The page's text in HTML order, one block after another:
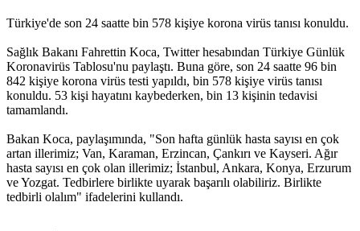
Türkiye'de son 24 saatte bin 578 kişiye korona virüs tanısı konuldu.
Sağlık Bakanı Fahrettin Koca, Twitter hesabından Türkiye Günlük
Koronavirüs Tablosu'nu paylaştı. Buna göre, son 24 saatte 96 bin
842 kişiye korona virüs testi yapıldı, bin 578 kişiye virüs tanısı
konuldu. 53 kişi hayatını kaybederken, bin 13 kişinin tedavisi
tamamlandı.
Bakan Koca, paylaşımında, "Son hafta günlük hasta sayısı en çok
artan illerimiz; Van, Karaman, Erzincan, Çankırı ve Kayseri. Ağır
hasta sayısı en çok olan illerimiz; İstanbul, Ankara, Konya, Erzurum
ve Yozgat. Tedbirlere birlikte uyarak başarılı olabiliriz. Birlikte
tedbirli olalım" ifadelerini kullandı.